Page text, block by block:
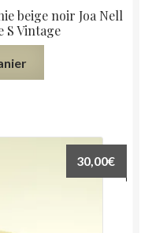
beige noir Joa Nell
S Vintage
30,00€